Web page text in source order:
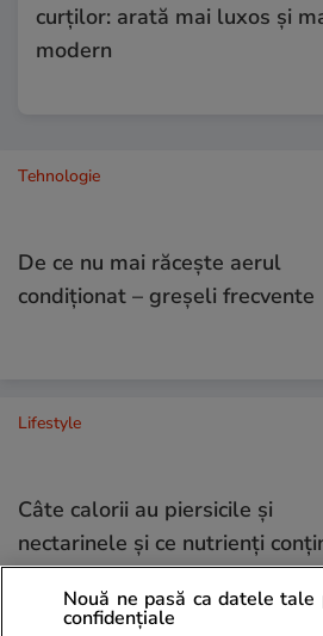
curților: arată mai luxos și
modern
Tehnologie
De ce nu mai răcește aerul
condiționat – greșeli frecvente
Lifestyle
Câte calorii au piersicile și
nectarinele și ce nutrienți
Nouă ne pasă ca datele tale
confidențiale